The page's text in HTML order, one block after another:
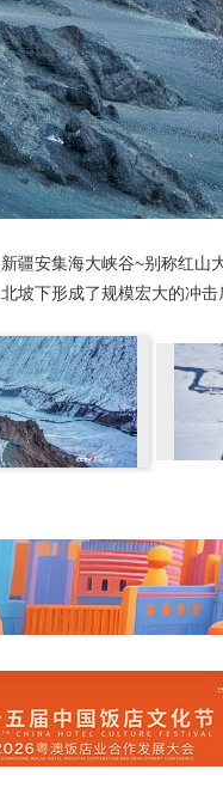
新疆安集海大峡谷~别称红山
北坡下形成了规模宏大的冲